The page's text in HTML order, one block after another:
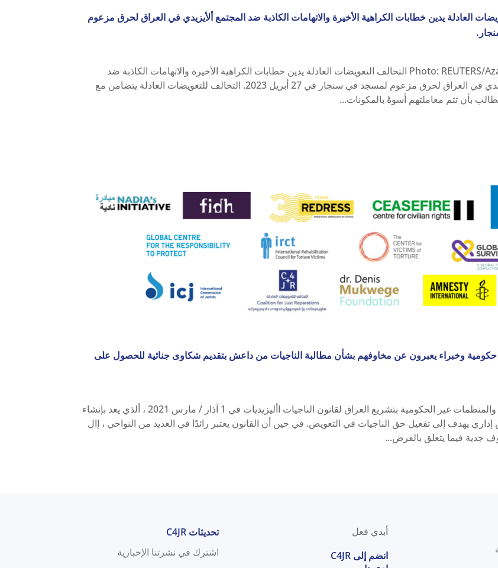
العادلة يدين خطابات الكراهية الأخيرة والاتهامات الكاذبة ضد المجتمع ألأيزيدي في العراق لحرق مزعوم
Photo: REUTERS/Azad Lashkari التحالف التعويضات العادلة يدين خطابات الكراهية الأخيرة والاتهامات الكاذبة ضد
المجتمع ألأيزيدي في العراق لحرق مزعوم لمسجد في سنجار في 27 أبريل 2023. التحالف للتعويضات العادلة يتضامن مع
بأن تتم معاملتهم أسوةً بالمكونات...
وخبراء يعبرون عن مخاوفهم بشأن مطالبة الناجيات من داعش بتقديم شكاوى جنائية للحصول على
رحب الخبراء والمنظمات غير الحكومية بتشريع العراق لقانون الناجيات األيزيديات في 1 آذار / مارس 2021 ، ألذي يعد بإنشاء
إداري يهدف إلى تفعيل حق الناجيات في التعويض. في حين أن القانون يعتبر رائدًا في العديد من النواحي ، إال
جدية فيما يتعلق بالفرض...
تحديثات C4JR
اشترك في نشرتنا الإخبارية
أبدي فعل
انضم إلى C4JR